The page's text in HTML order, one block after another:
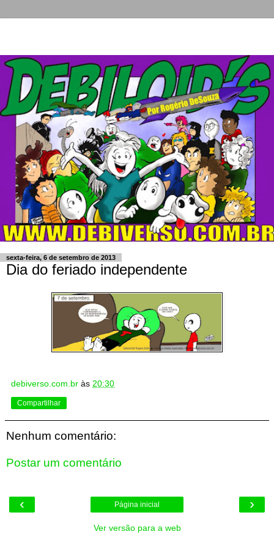
sexta-feira, 6 de setembro de 2013
Dia do feriado independente
debiverso.com.br às 20:30
Compartilhar
Nenhum comentário:
Postar um comentário
‹ ›
Página inicial
Ver versão para a web